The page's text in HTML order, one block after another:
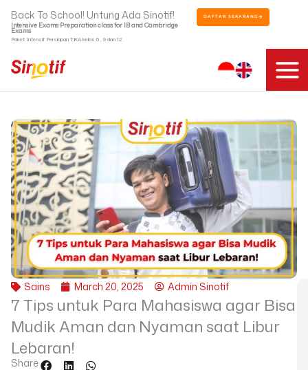
Back To School! Untung Ada Sinotif!
Intensive Exams Preparation class for IB and Cambridge
Exams
Paket Intensif Persiapan TKA kelas 6 , 9 dan 12
DAFTAR SEKARANG
content
Sains March 20, 2025 Admin Sinotif
7 Tips untuk Para Mahasiswa agar Bisa
Mudik Aman dan Nyaman saat Libur
Lebaran!
Share